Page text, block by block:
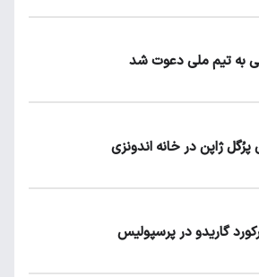
به تیم ملی دعوت شد
پرُگل ژاپن در خانه اندونزی
گاریدو در پرسپولیس